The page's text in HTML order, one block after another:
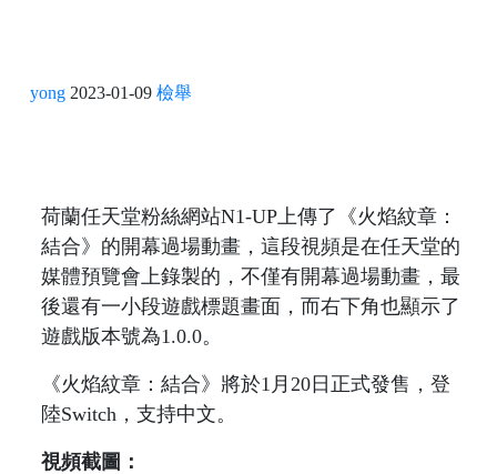
yong 2023-01-09 檢舉
荷蘭任天堂粉絲網站N1-UP上傳了《火焰紋章：
結合》的開幕過場動畫，這段視頻是在任天堂的
媒體預覽會上錄製的，不僅有開幕過場動畫，最
後還有一小段遊戲標題畫面，而右下角也顯示了
遊戲版本號為1.0.0。
《火焰紋章：結合》將於1月20日正式發售，登
陸Switch，支持中文。
視頻截圖：